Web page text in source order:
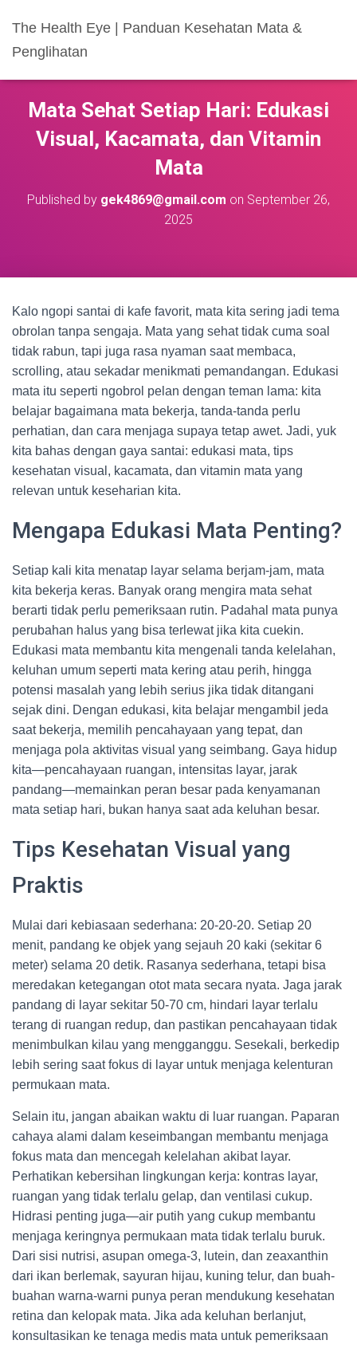
The Health Eye | Panduan Kesehatan Mata &
Penglihatan
Mata Sehat Setiap Hari: Edukasi
Visual, Kacamata, dan Vitamin
Mata
Published by gek4869@gmail.com on September 26,
2025
Kalo ngopi santai di kafe favorit, mata kita sering jadi tema
obrolan tanpa sengaja. Mata yang sehat tidak cuma soal
tidak rabun, tapi juga rasa nyaman saat membaca,
scrolling, atau sekadar menikmati pemandangan. Edukasi
mata itu seperti ngobrol pelan dengan teman lama: kita
belajar bagaimana mata bekerja, tanda-tanda perlu
perhatian, dan cara menjaga supaya tetap awet. Jadi, yuk
kita bahas dengan gaya santai: edukasi mata, tips
kesehatan visual, kacamata, dan vitamin mata yang
relevan untuk keseharian kita.
Mengapa Edukasi Mata Penting?
Setiap kali kita menatap layar selama berjam-jam, mata
kita bekerja keras. Banyak orang mengira mata sehat
berarti tidak perlu pemeriksaan rutin. Padahal mata punya
perubahan halus yang bisa terlewat jika kita cuekin.
Edukasi mata membantu kita mengenali tanda kelelahan,
keluhan umum seperti mata kering atau perih, hingga
potensi masalah yang lebih serius jika tidak ditangani
sejak dini. Dengan edukasi, kita belajar mengambil jeda
saat bekerja, memilih pencahayaan yang tepat, dan
menjaga pola aktivitas visual yang seimbang. Gaya hidup
kita—pencahayaan ruangan, intensitas layar, jarak
pandang—memainkan peran besar pada kenyamanan
mata setiap hari, bukan hanya saat ada keluhan besar.
Tips Kesehatan Visual yang
Praktis
Mulai dari kebiasaan sederhana: 20-20-20. Setiap 20
menit, pandang ke objek yang sejauh 20 kaki (sekitar 6
meter) selama 20 detik. Rasanya sederhana, tetapi bisa
meredakan ketegangan otot mata secara nyata. Jaga jarak
pandang di layar sekitar 50-70 cm, hindari layar terlalu
terang di ruangan redup, dan pastikan pencahayaan tidak
menimbulkan kilau yang mengganggu. Sesekali, berkedip
lebih sering saat fokus di layar untuk menjaga kelenturan
permukaan mata.
Selain itu, jangan abaikan waktu di luar ruangan. Paparan
cahaya alami dalam keseimbangan membantu menjaga
fokus mata dan mencegah kelelahan akibat layar.
Perhatikan kebersihan lingkungan kerja: kontras layar,
ruangan yang tidak terlalu gelap, dan ventilasi cukup.
Hidrasi penting juga—air putih yang cukup membantu
menjaga keringnya permukaan mata tidak terlalu buruk.
Dari sisi nutrisi, asupan omega-3, lutein, dan zeaxanthin
dari ikan berlemak, sayuran hijau, kuning telur, dan buah-
buahan warna-warni punya peran mendukung kesehatan
retina dan kelopak mata. Jika ada keluhan berlanjut,
konsultasikan ke tenaga medis mata untuk pemeriksaan